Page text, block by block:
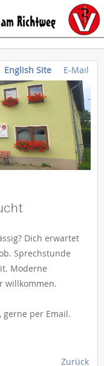
English Site E-Mail
Dich erwartet
Sprechstunde
Moderne
willkommen.
per Email.
Zurück